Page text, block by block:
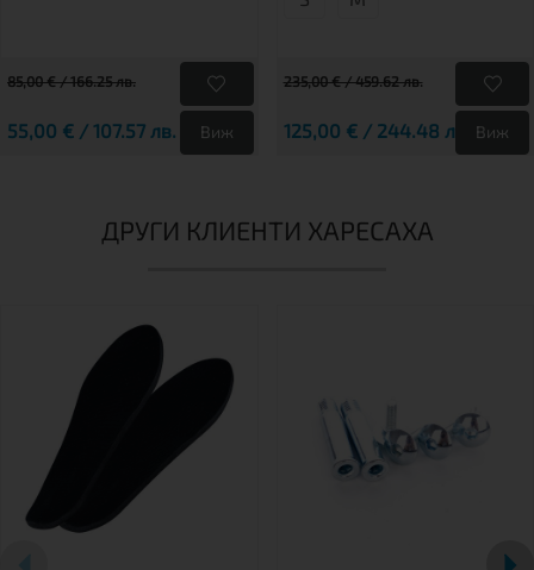
85,00 € / 166.25 лв.
55,00 € / 107.57 лв. Виж
235,00 € / 459.62 лв.
125,00 € / 244.48 лв. Виж
ДРУГИ КЛИЕНТИ ХАРЕСАХА